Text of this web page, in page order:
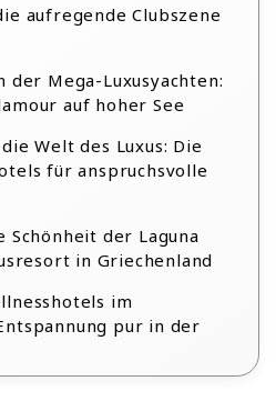
aufregende Clubszene
der Mega-Luxusyachten:
auf hoher See
Welt des Luxus: Die
für anspruchsvolle
Schönheit der Laguna
in Griechenland
im
pur in der